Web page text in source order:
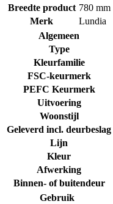
Breedte product 780 mm
Merk
Lundia
Algemeen
Type
Kleurfamilie
FSC-keurmerk
PEFC Keurmerk
Uitvoering
Woonstijl
Geleverd incl. deurbeslag
Lijn
Kleur
Afwerking
Binnen- of buitendeur
Gebruik